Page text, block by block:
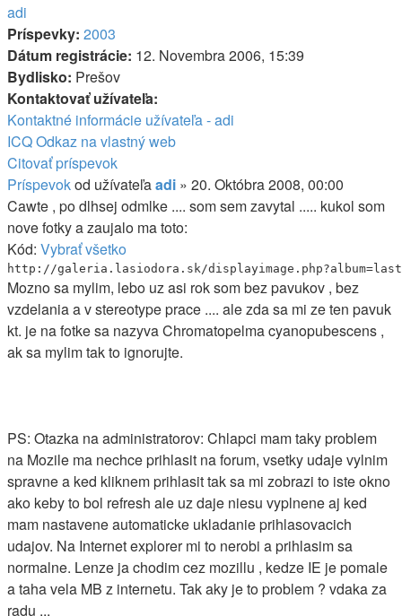
adi
Príspevky: 2003
Dátum registrácie: 12. Novembra 2006, 15:39
Bydlisko: Prešov
Kontaktovať užívateľa:
Kontaktné informácie užívateľa - adi
ICQOdkaz na vlastný web
Citovať príspevok
Príspevokod užívateľaadi » 20. Októbra 2008, 00:00
Cawte , po dlhsej odmlke .... som sem zavytal ..... kukol som
nove fotky a zaujalo ma toto:
Kód: Vybrať všetko
http://galeria.lasiodora.sk/
Mozno sa mylim, lebo uz asi rok som bez pavukov , bez
vzdelania a v stereotype prace .... ale zda sa mi ze ten pavuk
kt. je na fotke sa nazyva Chromatopelma cyanopubescens ,
ak sa mylim tak to ignorujte.
PS: Otazka na administratorov: Chlapci mam taky problem
na Mozile ma nechce prihlasit na forum, vsetky udaje vylnim
spravne a ked kliknem prihlasit tak sa mi zobrazi to iste okno
ako keby to bol refresh ale uz daje niesu vyplnene aj ked
mam nastavene automaticke ukladanie prihlasovacich
udajov. Na Internet explorer mi to nerobi a prihlasim sa
normalne. Lenze ja chodim cez mozillu , kedze IE je pomale
a taha vela MB z internetu. Tak aky je to problem ? vdaka za
radu ...